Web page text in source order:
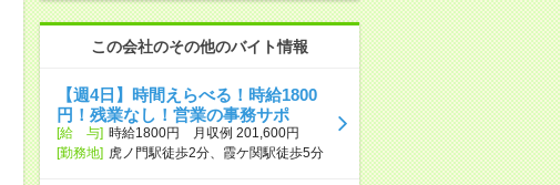
この会社のその他のバイト情報
【週4日】時間えらべる！時給1800
円！残業なし！営業の事務サポ
[給 与] 時給1800円 月収例 201,600円
[勤務地] 虎ノ門駅徒歩2分、霞ケ関駅徒歩5分